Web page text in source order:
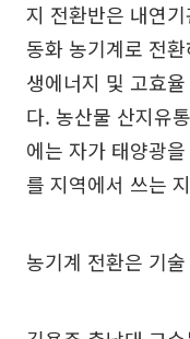
지 전환반은 내연
동화 농기계로 전
생에너지 및 고효
다. 농산물 산지유
에는 자가 태양광
를 지역에서 쓰는
농기계 전환은 기